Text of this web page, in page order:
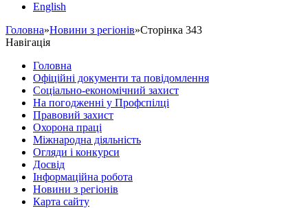
English
Головна»Новини з регіонів»Сторінка 343
Навігація
Головна
Офіційні документи та повідомлення
Соціально-економічний захист
На погодженні у Профспілці
Правовий захист
Охорона праці
Міжнародна діяльність
Огляди і конкурси
Досвід
Інформаційна робота
Новини з регіонів
Карта сайту